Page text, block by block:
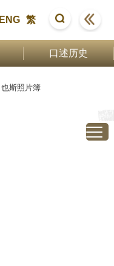
ENG 繁
口述历史
也斯照片簿